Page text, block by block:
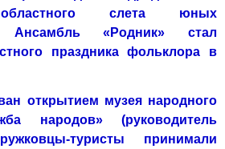
областного слета юных
Ансамбль «Родник» стал
праздника фольклора в
открытием музея народного
народов» (руководитель
туристы принима­ли